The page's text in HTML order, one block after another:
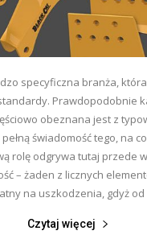
specyficzna branża,
Prawdopodobnie
obeznana jest z
świadomość tego, na
rolę odgrywa tutaj przede
– żaden z licznych
na uszkodzenia, gdyż od
Czytaj więcej